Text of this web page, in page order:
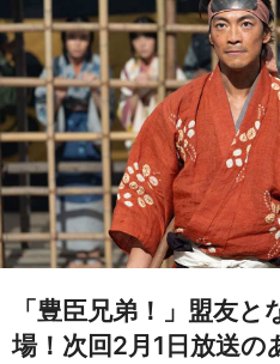
「豊臣兄弟！」盟友
場！次回2月1日放送の